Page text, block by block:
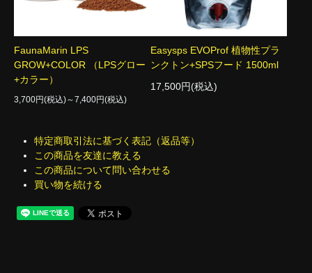
FaunaMarin LPS
GROW+COLOR （LPSグロー
+カラー）
3,700円(税込)～7,400円(税込)
Easysps EVOProf 植物性プラ
ンクトン+SPSフード 1500ml
17,500円(税込)
特定商取引法に基づく表記（返品等）
この商品を友達に教える
この商品について問い合わせる
買い物を続ける